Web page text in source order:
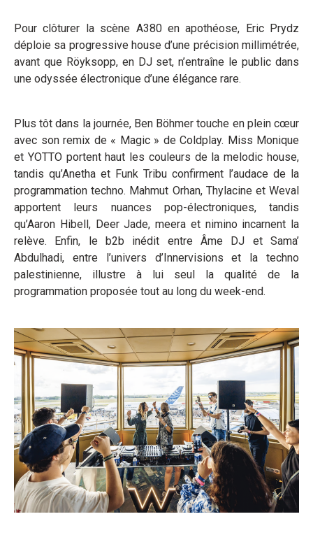
Pour clôturer la scène A380 en apothéose, Eric Prydz
déploie sa progressive house d’une précision millimétrée,
avant que Röyksopp, en DJ set, n’entraîne le public dans
une odyssée électronique d’une élégance rare.
Plus tôt dans la journée, Ben Böhmer touche en plein cœur
avec son remix de « Magic » de Coldplay. Miss Monique
et YOTTO portent haut les couleurs de la melodic house,
tandis qu’Anetha et Funk Tribu confirment l’audace de la
programmation techno. Mahmut Orhan, Thylacine et Weval
apportent leurs nuances pop-électroniques, tandis
qu’Aaron Hibell, Deer Jade, meera et nimino incarnent la
relève. Enfin, le b2b inédit entre Âme DJ et Sama’
Abdulhadi, entre l’univers d’Innervisions et la techno
palestinienne, illustre à lui seul la qualité de la
programmation proposée tout au long du week-end.